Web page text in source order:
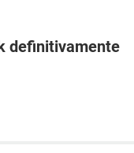
definitivamente